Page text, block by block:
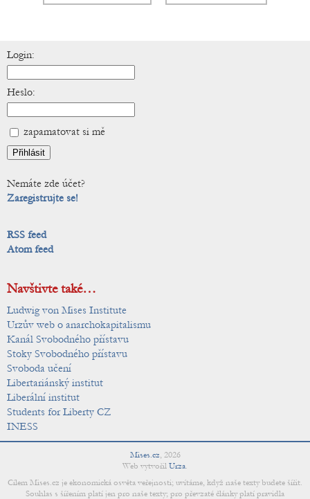
Login:
Heslo:
zapamatovat si mě
Nemáte zde účet?
Zaregistrujte se!
RSS feed
Atom feed
Navštivte také…
Ludwig von Mises Institute
Urzův web o anarchokapitalismu
Kanál Svobodného přístavu
Stoky Svobodného přístavu
Svoboda učení
Libertariánský institut
Liberální institut
Students for Liberty CZ
INESS
Mises.cz, 2026
Web vytvořil Urza.
Cílem Mises.cz je ekonomická osvěta veřejnosti; uvítáme, když naše texty budete šířit.
Souhlas s šířením platí jen pro naše texty; pro převzaté články platí pravidla